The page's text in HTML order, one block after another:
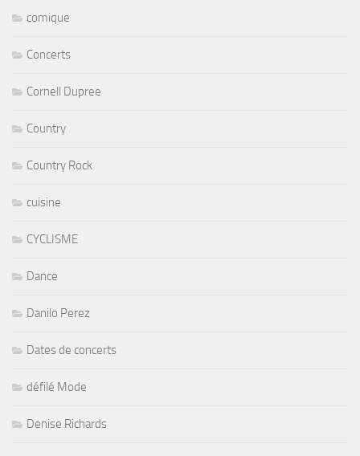
comique
Concerts
Cornell Dupree
Country
Country Rock
cuisine
CYCLISME
Dance
Danilo Perez
Dates de concerts
défilé Mode
Denise Richards